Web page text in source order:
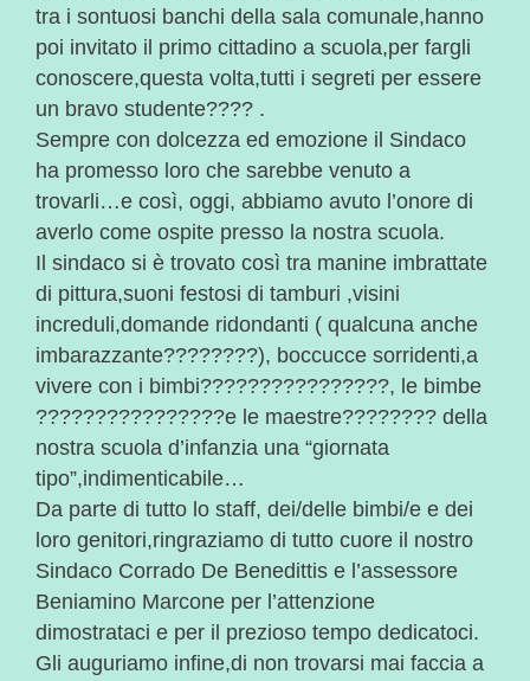
tra i sontuosi banchi della sala comunale,hanno
poi invitato il primo cittadino a scuola,per fargli
conoscere,questa volta,tutti i segreti per essere
un bravo studente???? .
Sempre con dolcezza ed emozione il Sindaco
ha promesso loro che sarebbe venuto a
trovarli…e così, oggi, abbiamo avuto l’onore di
averlo come ospite presso la nostra scuola.
Il sindaco si è trovato così tra manine imbrattate
di pittura,suoni festosi di tamburi ,visini
increduli,domande ridondanti ( qualcuna anche
imbarazzante????????), boccucce sorridenti,a
vivere con i bimbi????????????????, le bimbe
????????????????e le maestre????‍???? della
nostra scuola d’infanzia una “giornata
tipo”,indimenticabile…
Da parte di tutto lo staff, dei/delle bimbi/e e dei
loro genitori,ringraziamo di tutto cuore il nostro
Sindaco Corrado De Benedittis e l’assessore
Beniamino Marcone per l’attenzione
dimostrataci e per il prezioso tempo dedicatoci.
Gli auguriamo infine,di non trovarsi mai faccia a